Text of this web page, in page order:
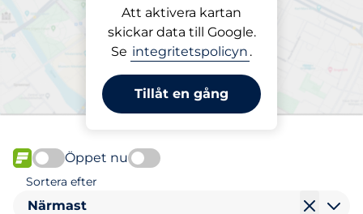
Att aktivera kartan
skickar data till Google.
Se integritetspolicyn .
Tillåt en gång
Välj din laddplats i
Hägersten
FLÖDE
Öppet nu
Sortera efter
Närmast